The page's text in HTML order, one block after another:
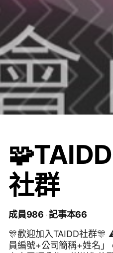
社群
成員986 記事本66
🎊歡迎加入TAIDD社群
員編號+公司簡稱+姓名」 ➡️例：